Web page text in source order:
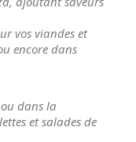
vos viandes et
encore dans
dans la
et salades de